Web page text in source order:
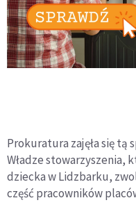
Prokuratura zajęła się tą
Władze stowarzyszenia,
dziecka w Lidzbarku,
część pracowników